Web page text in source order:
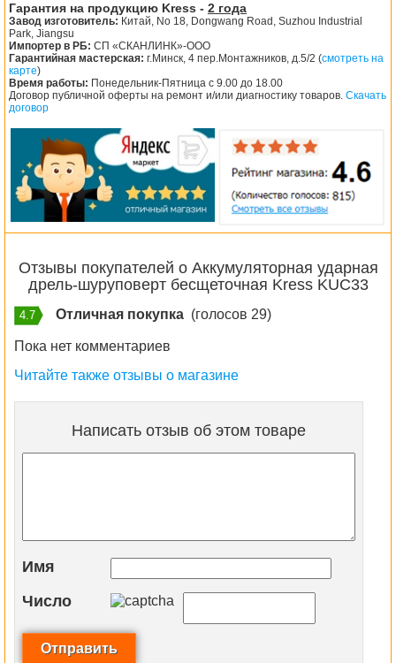
Гарантия на продукцию Kress - 2 года
Завод изготовитель: Китай, No 18, Dongwang Road, Suzhou Industrial
Park, Jiangsu
Импортер в РБ: СП «СКАНЛИНК»-ООО
Гарантийная мастерская: г.Минск, 4 пер.Монтажников, д.5/2 (смотреть на
карте)
Время работы: Понедельник-Пятница с 9.00 до 18.00
Договор публичной оферты на ремонт и/или диагностику товаров. Скачать
договор
Отзывы покупателей о Аккумуляторная ударная
дрель-шуруповерт бесщеточная Kress KUC33
4.7 Отличная покупка (голосов 29)
Пока нет комментариев
Читайте также отзывы о магазине
Написать отзыв об этом товаре
Имя
Число